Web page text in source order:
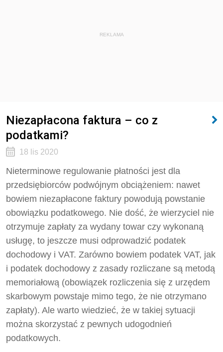
REKLAMA
Niezapłacona faktura – co z
podatkami?
18 lis 2020
Nieterminowe regulowanie płatności jest dla
przedsiębiorców podwójnym obciążeniem: nawet
bowiem niezapłacone faktury powodują powstanie
obowiązku podatkowego. Nie dość, że wierzyciel nie
otrzymuje zapłaty za wydany towar czy wykonaną
usługę, to jeszcze musi odprowadzić podatek
dochodowy i VAT. Zarówno bowiem podatek VAT, jak
i podatek dochodowy z zasady rozliczane są metodą
memoriałową (obowiązek rozliczenia się z urzędem
skarbowym powstaje mimo tego, że nie otrzymano
zapłaty). Ale warto wiedzieć, że w takiej sytuacji
można skorzystać z pewnych udogodnień
podatkowych.